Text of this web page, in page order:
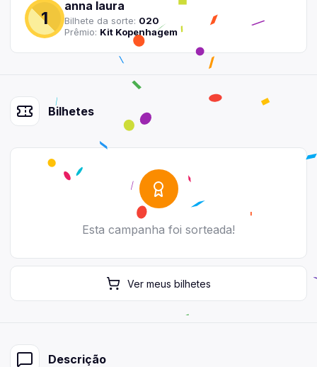
1
anna laura
Bilhete da sorte: 020
Prêmio: Kit Kopenhagem
Bilhetes
Esta campanha foi sorteada!
Ver meus bilhetes
Descrição